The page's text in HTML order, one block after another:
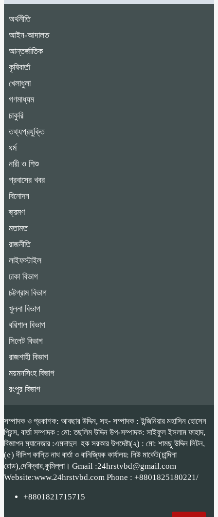
অর্থনীতি
আইন-আদালত
আন্তর্জাতিক
কৃষিবার্তা
খেলাধুলা
গণমাধ্যম
চাকুরি
তথ্যপ্রযুক্তি
ধর্ম
নারী ও শিশু
প্রবাসের খবর
বিনোদন
ভ্রমণ
মতামত
রাজনীতি
লাইফস্টাইল
ঢাকা বিভাগ
চট্টগ্রাম বিভাগ
খুলনা বিভাগ
বরিশাল বিভাগ
সিলেট বিভাগ
রাজশাহী বিভাগ
ময়মনসিংহ বিভাগ
রংপুর বিভাগ
সম্পাদক ও প্রকাশক: আবছার উদ্দিন, সহ- সম্পাদক : ইন্জিনিয়ার মহাসিন হোসেন
প্রিন্স, বার্তা সম্পাদক : মো: তছলিম উদ্দিন উপ-সম্পাদক: সাইফুল ইসলাম ফাহাদ,
বিজ্ঞাপন ম্যানেজার :এমদাদুল হক সরকার উপদেষ্টা(২) : মো: শামছু উদ্দিন লিটন,
(৫) দীলিপ কান্তি নাথ বার্তা ও বানিজ্যিক কার্যালয়: নিউ মার্কেট(চান্দিনা
রোড),দেবিদ্বার,কুমিল্লা। Gmail :24hrstvbd@gmail.com
Website:www.24hrstvbd.com Phone : +8801825180221/
+8801821715715